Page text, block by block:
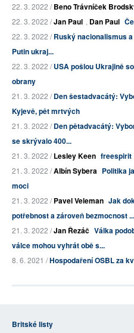
22. 3. 2022 /Beno Trávníček
22. 3. 2022 /Jan Paul , Dan Paul
22. 3. 2022 /Ruský nacionalismus
Putin ukraj...
22. 3. 2022 /USA pošlou Ukrajině
obrany
21. 3. 2022 /Den šestadvacátý:
Kyjevě, pět mrtvých
21. 3. 2022 /Den pětadvacátý:
se skrývalo 400...
21. 3. 2022 /Lesley Keen freespirit
21. 3. 2022 /Albín Sybera Politika
moci
21. 3. 2022 /Pavel Veleman Jak
potřebnost a zároveň bezmocnost ...
21. 3. 2022 /Jan Řezáč Válka
válce mohou vyhrát obě s...
8. 6. 2021 /Hospodaření OSBL za
Britské listy